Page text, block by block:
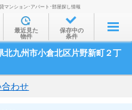
探す
線・駅から
相場から
ンション･アパート･部屋探し情報
最近見た
物件
保存中の
条件
九州市小倉北区片野新町２丁
合わせ